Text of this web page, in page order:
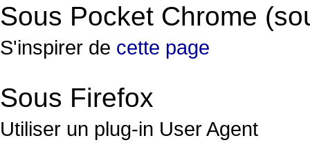
Sous Pocket Chrome
S'inspirer de cette page
Sous Firefox
Utiliser un plug-in User Agent